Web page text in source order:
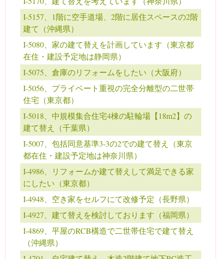
I-5157、1階に空手道場、2階に居住スペースの2階
建て（沖縄県）
I-5080、家の建て替えを計画しています（東京都
在住・建設予定地は静岡県）
I-5075、倉庫のリフォームをしたい（大阪府）
I-5056、プライベート重視の完全分離型の二世帯
住宅（東京都）
I-5018、中規模集合住宅4棟の駐輪場【18m2】の
建て替え（千葉県）
I-5007、包括同意基準3-3の2での建て替え（東京
都在住・建設予定地は神奈川県）
I-4986、リフォームか建て替えして満足できる家
にしたい（東京都）
I-4948、空き家をセルフにて改修予定（長野県）
I-4927、建て替えを検討しております（福岡県）
I-4869、平屋のRCB構造で二世帯住宅で建て替え
（沖縄県）